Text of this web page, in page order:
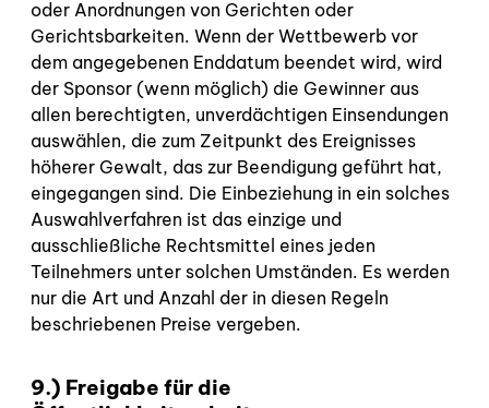
oder Anordnungen von Gerichten oder
Gerichtsbarkeiten. Wenn der Wettbewerb vor
dem angegebenen Enddatum beendet wird, wird
der Sponsor (wenn möglich) die Gewinner aus
allen berechtigten, unverdächtigen Einsendungen
auswählen, die zum Zeitpunkt des Ereignisses
höherer Gewalt, das zur Beendigung geführt hat,
eingegangen sind. Die Einbeziehung in ein solches
Auswahlverfahren ist das einzige und
ausschließliche Rechtsmittel eines jeden
Teilnehmers unter solchen Umständen. Es werden
nur die Art und Anzahl der in diesen Regeln
beschriebenen Preise vergeben.
9.) Freigabe für die